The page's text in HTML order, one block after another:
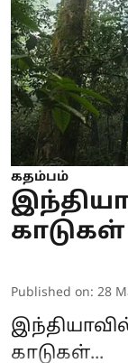
கதம்பம்
காடுகள்
Published on: 28
காடுகள்...